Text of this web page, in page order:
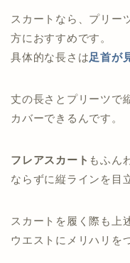
スカートなら、プリー
方におすすめです。
具体的な長さは足首が
丈の長さとプリーツで
カバーできるんです。
フレアスカート もふん
ならずに縦ラインを目
スカートを履く際も上
ウエストにメリハリを